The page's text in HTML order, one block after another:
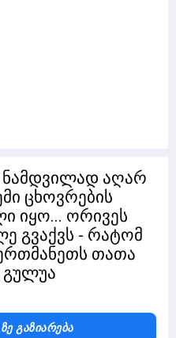
ნამდვილად აღარ
ცხოვრების
იყო... ორივეს
გვაქვს - რატომ
თათა
გულუა
Გაზიარება